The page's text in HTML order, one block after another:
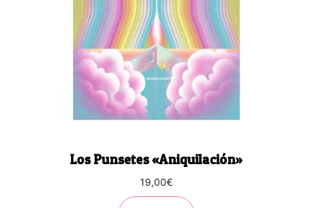
Los Punsetes «Aniquilación»
19,00€